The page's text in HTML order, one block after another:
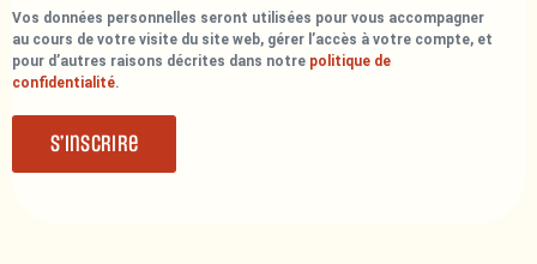
Vos données personnelles seront utilisées pour vous accompagner
au cours de votre visite du site web, gérer l’accès à votre compte, et
pour d’autres raisons décrites dans notre politique de
confidentialité.
S’inscrire